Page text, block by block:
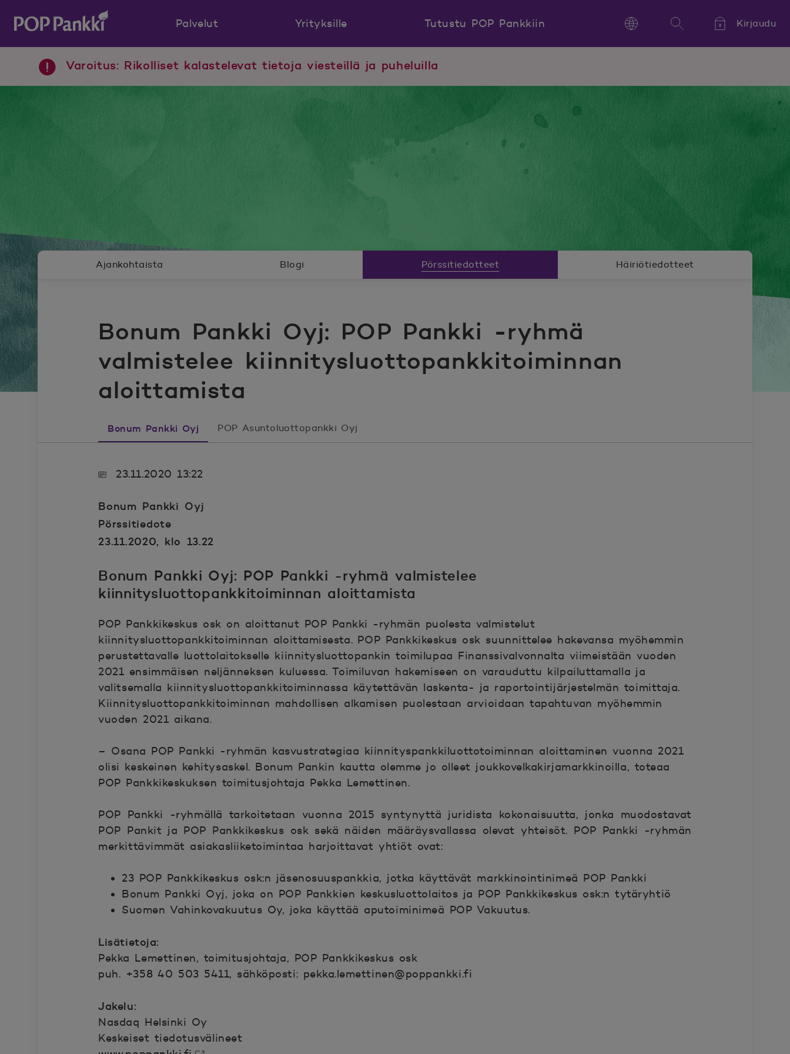
POP Pankki, etusivulle
Palvelut Yrityksille
Tutustu POP Pankkiin
Kieli,
Language Hae
Kirjaudu
Varoitus: Rikolliset kalastelevat tietoja viesteillä ja puheluilla
Bonum Pankki Oyj: POP Pankki -ryhmä
valmistelee kiinnitysluottopankkitoiminnan
aloittamista
Ajankohtaista Blogi Pörssitiedotteet Häiriötiedotteet
Bonum Pankki Oyj POP Asuntoluottopankki Oyj
23.11.2020 13:22
Bonum Pankki Oyj
Pörssitiedote
23.11.2020, klo 13.22
Bonum Pankki Oyj: POP Pankki -ryhmä valmistelee
kiinnitysluottopankkitoiminnan aloittamista
POP Pankkikeskus osk on aloittanut POP Pankki -ryhmän puolesta valmistelut
kiinnitysluottopankkitoiminnan aloittamisesta. POP Pankkikeskus osk suunnittelee hakevansa myöhemmin
perustettavalle luottolaitokselle kiinnitysluottopankin toimilupaa Finanssivalvonnalta viimeistään vuoden
2021 ensimmäisen neljänneksen kuluessa. Toimiluvan hakemiseen on varauduttu kilpailuttamalla ja
valitsemalla kiinnitysluottopankkitoiminnassa käytettävän laskenta- ja raportointijärjestelmän toimittaja.
Kiinnitysluottopankkitoiminnan mahdollisen alkamisen puolestaan arvioidaan tapahtuvan myöhemmin
vuoden 2021 aikana.
– Osana POP Pankki -ryhmän kasvustrategiaa kiinnityspankkiluottotoiminnan aloittaminen vuonna 2021
olisi keskeinen kehitysaskel. Bonum Pankin kautta olemme jo olleet joukkovelkakirjamarkkinoilla, toteaa
POP Pankkikeskuksen toimitusjohtaja Pekka Lemettinen.
POP Pankki -ryhmällä tarkoitetaan vuonna 2015 syntynyttä juridista kokonaisuutta, jonka muodostavat
POP Pankit ja POP Pankkikeskus osk sekä näiden määräysvallassa olevat yhteisöt. POP Pankki -ryhmän
merkittävimmät asiakasliiketoimintaa harjoittavat yhtiöt ovat:
23 POP Pankkikeskus osk:n jäsenosuuspankkia, jotka käyttävät markkinointinimeä POP Pankki
Bonum Pankki Oyj, joka on POP Pankkien keskusluottolaitos ja POP Pankkikeskus osk:n tytäryhtiö
Suomen Vahinkovakuutus Oy, joka käyttää aputoiminimeä POP Vakuutus.
Lisätietoja:
Pekka Lemettinen, toimitusjohtaja, POP Pankkikeskus osk
puh. +358 40 503 5411, sähköposti: pekka.lemettinen@poppankki.fi
Jakelu:
Nasdaq Helsinki Oy
Keskeiset tiedotusvälineet